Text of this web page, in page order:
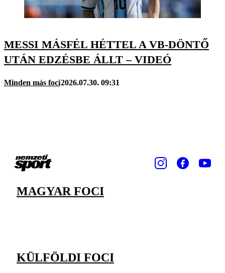
MESSI MÁSFÉL HÉTTEL A VB-DÖNTŐ
UTÁN EDZÉSBE ÁLLT – VIDEÓ
Minden más foci2026.07.30. 09:31
MAGYAR FOCI
KÜLFÖLDI FOCI